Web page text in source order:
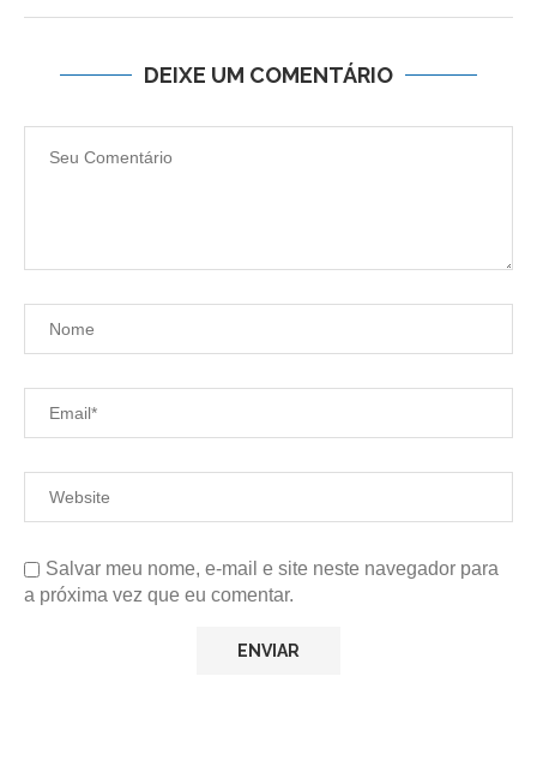
DEIXE UM COMENTÁRIO
Salvar meu nome, e-mail e site neste navegador para
a próxima vez que eu comentar.